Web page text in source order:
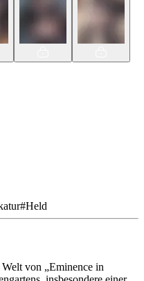
#Held
von „Eminence in